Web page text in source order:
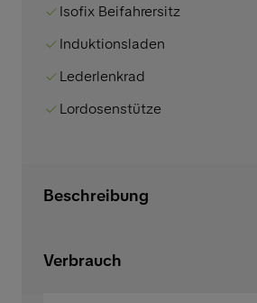
Isofix Beifahrersitz
Induktionsladen
Lederlenkrad
Lordosenstütze
Beschreibung
Verbrauch